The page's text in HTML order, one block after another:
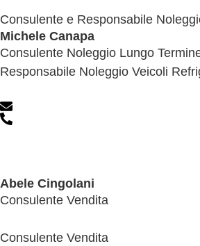
Consulente e Responsabile
Michele Canapa
Consulente Noleggio Lungo
Responsabile Noleggio Veicoli
Abele Cingolani
Consulente Vendita
Consulente Vendita